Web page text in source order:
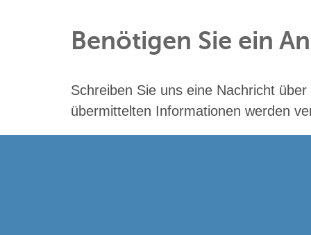
Benötigen Sie ein
Schreiben Sie uns eine Nachricht
übermittelten Informationen werden